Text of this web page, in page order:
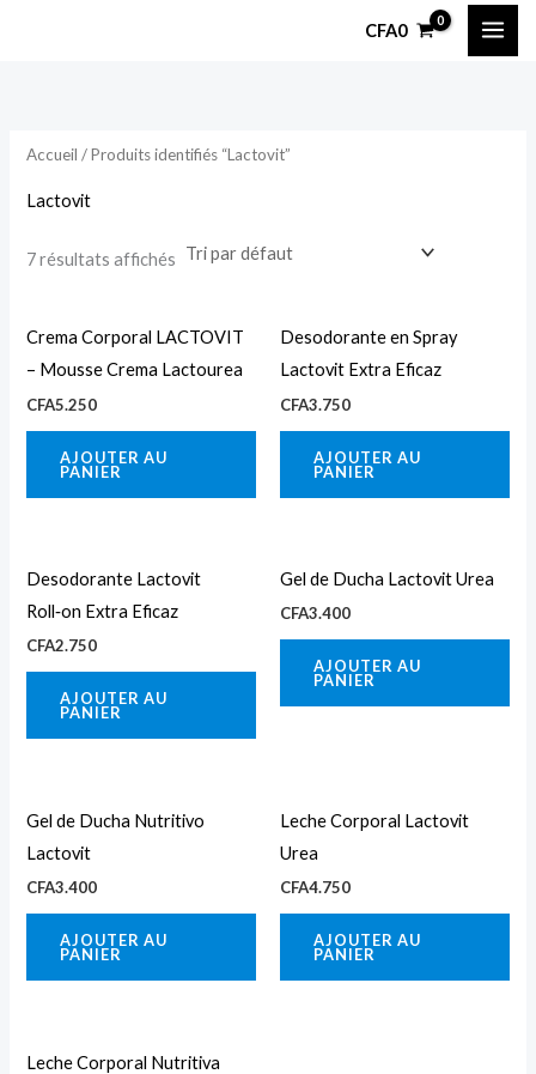
CFA0
Accueil / Produits identifiés “Lactovit”
Lactovit
7 résultats affichés
Crema Corporal LACTOVIT
– Mousse Crema Lactourea
CFA5.250
AJOUTER AU
PANIER
Desodorante en Spray
Lactovit Extra Eficaz
CFA3.750
AJOUTER AU
PANIER
Desodorante Lactovit
Roll‑on Extra Eficaz
CFA2.750
AJOUTER AU
PANIER
Gel de Ducha Lactovit Urea
CFA3.400
AJOUTER AU
PANIER
Gel de Ducha Nutritivo
Lactovit
CFA3.400
AJOUTER AU
PANIER
Leche Corporal Lactovit
Urea
CFA4.750
AJOUTER AU
PANIER
Leche Corporal Nutritiva